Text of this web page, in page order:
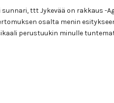
sunnari, ttt Jykevää on rakkaus -
osalta menin
perustuukin minulle